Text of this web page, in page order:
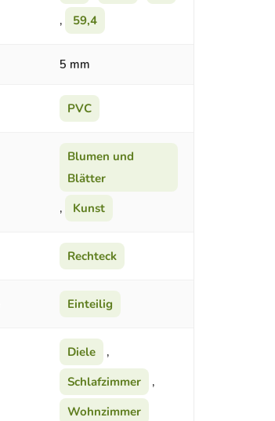
,
59,4
5 mm
PVC
Blumen und
Blätter
,
Kunst
Rechteck
Einteilig
Diele
,
Schlafzimmer
,
Wohnzimmer